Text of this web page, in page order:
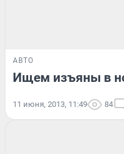
АВТО
Ищем изъяны в
11 июня, 2013, 11:49 84